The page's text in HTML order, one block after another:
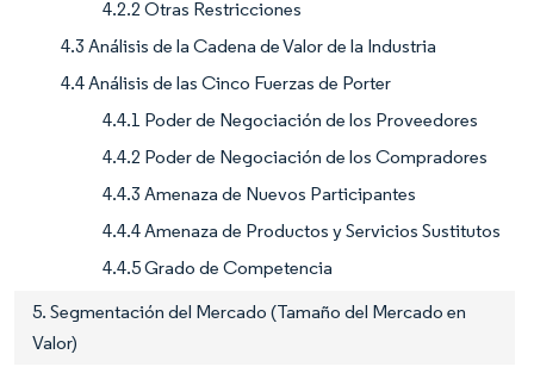
4.2.2 Otras Restricciones
4.3 Análisis de la Cadena de Valor de la Industria
4.4 Análisis de las Cinco Fuerzas de Porter
4.4.1 Poder de Negociación de los Proveedores
4.4.2 Poder de Negociación de los Compradores
4.4.3 Amenaza de Nuevos Participantes
4.4.4 Amenaza de Productos y Servicios Sustitutos
4.4.5 Grado de Competencia
5. Segmentación del Mercado (Tamaño del Mercado en
Valor)